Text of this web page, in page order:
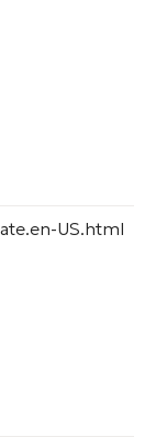
US.html